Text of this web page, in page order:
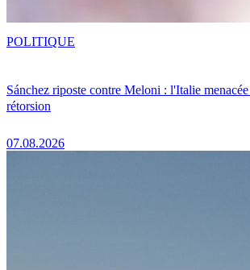
Sánchez riposte contre Meloni : l'Italie menacée
rétorsion
07.08.2026
POLITIQUE